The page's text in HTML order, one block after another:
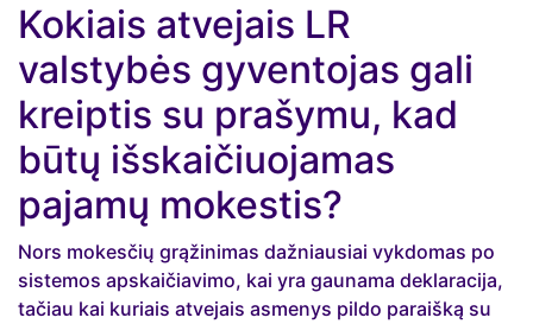
Kokiais atvejais LR
valstybės gyventojas gali
kreiptis su prašymu, kad
būtų išskaičiuojamas
pajamų mokestis?
Nors mokesčių grąžinimas dažniausiai vykdomas po
sistemos apskaičiavimo, kai yra gaunama deklaracija,
tačiau kai kuriais atvejais asmenys pildo paraišką su